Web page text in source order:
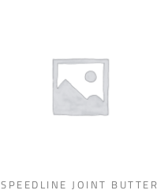
SPEEDLINE JOINT BUTTER